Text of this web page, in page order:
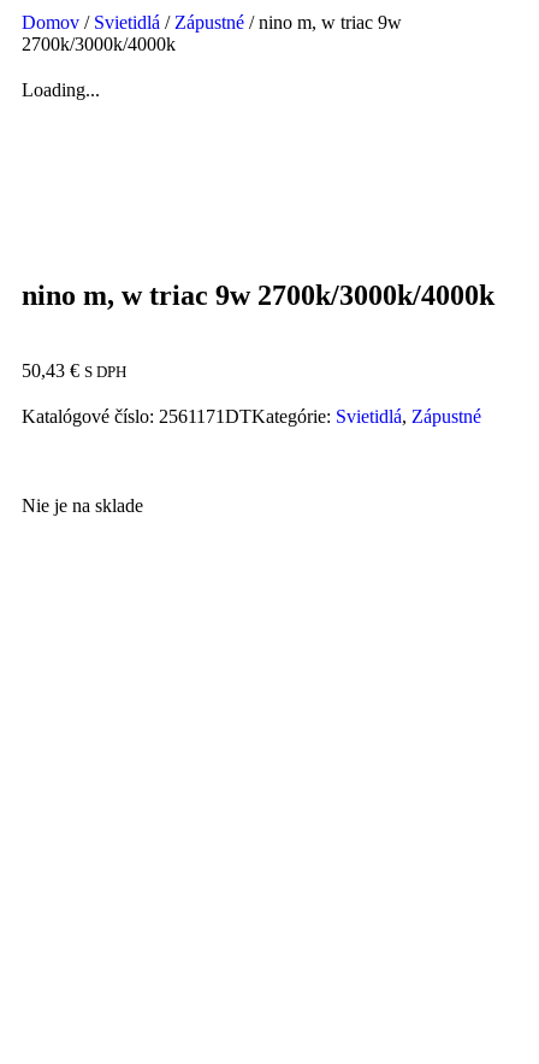
Domov / Svietidlá / Zápustné / nino m, w triac 9w
2700k/3000k/4000k
Loading...
nino m, w triac 9w 2700k/3000k/4000k
50,43 € S DPH
Katalógové číslo: 2561171DTKategórie: Svietidlá, Zápustné
Nie je na sklade